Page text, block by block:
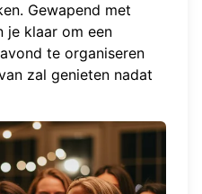
Gewapend met
je klaar om een
te organiseren
zal genieten nadat